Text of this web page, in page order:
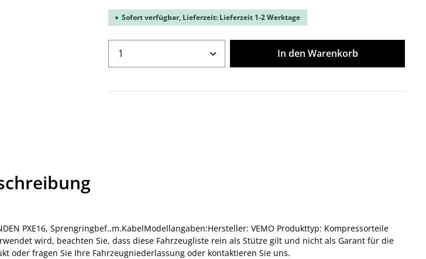
Sofort verfügbar, Lieferzeit: Lieferzeit 1-2 Werktage
Produkt Anzahl: Gib den gewünschten Wert
In den Warenkorb
PXE16, Sprengringbef.,m.KabelModellangaben:Hersteller: VEMO Produkttyp: Kompressorteile
wird, beachten Sie, dass diese Fahrzeugliste rein als Stütze gilt und nicht als Garant für die
oder fragen Sie Ihre Fahrzeugniederlassung oder kontaktieren Sie uns.